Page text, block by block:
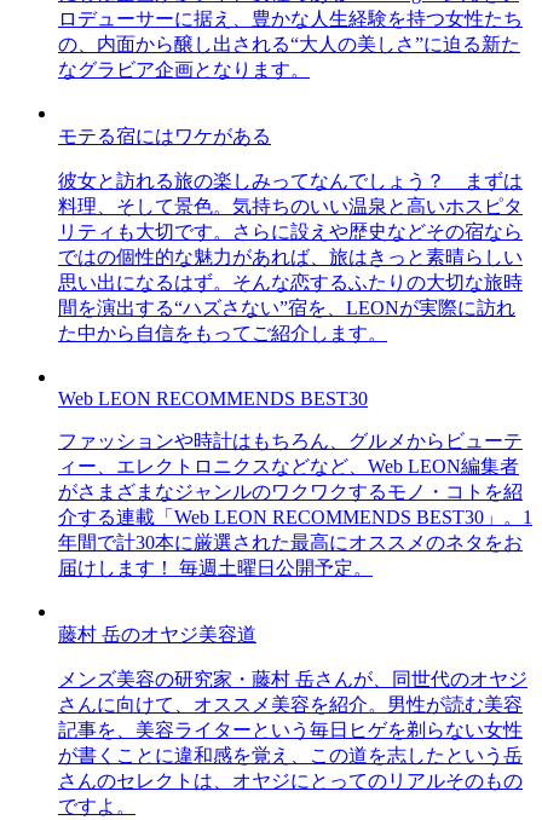
ロデューサーに据え、豊かな人生経験を持つ女性たち
の、内面から醸し出される“大人の美しさ”に迫る新た
なグラビア企画となります。
モテる宿にはワケがある
彼女と訪れる旅の楽しみってなんでしょう？ まずは
料理、そして景色。気持ちのいい温泉と高いホスピタ
リティも大切です。さらに設えや歴史などその宿なら
ではの個性的な魅力があれば、旅はきっと素晴らしい
思い出になるはず。そんな恋するふたりの大切な旅時
間を演出する“ハズさない”宿を、LEONが実際に訪れ
た中から自信をもってご紹介します。
Web LEON RECOMMENDS BEST30
ファッションや時計はもちろん、グルメからビューテ
ィー、エレクトロニクスなどなど、Web LEON編集者
がさまざまなジャンルのワクワクするモノ・コトを紹
介する連載「Web LEON RECOMMENDS BEST30」。1
年間で計30本に厳選された最高にオススメのネタをお
届けします！ 毎週土曜日公開予定。
藤村 岳のオヤジ美容道
メンズ美容の研究家・藤村 岳さんが、同世代のオヤジ
さんに向けて、オススメ美容を紹介。男性が読む美容
記事を、美容ライターという毎日ヒゲを剃らない女性
が書くことに違和感を覚え、この道を志したという岳
さんのセレクトは、オヤジにとってのリアルそのもの
ですよ。